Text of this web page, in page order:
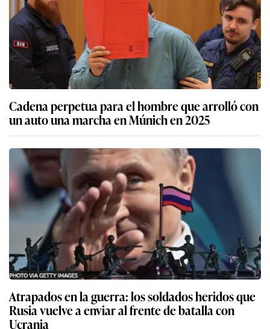
Cadena perpetua para el hombre que arrolló con
un auto una marcha en Múnich en 2025
Atrapados en la guerra: los soldados heridos que
Rusia vuelve a enviar al frente de batalla con
Ucrania